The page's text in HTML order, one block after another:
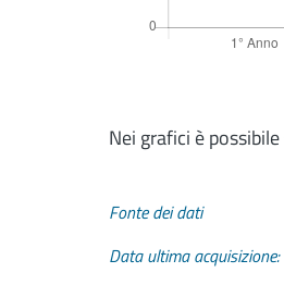
Nei grafici è
Fonte dei dati
Data ultima acquisizione: